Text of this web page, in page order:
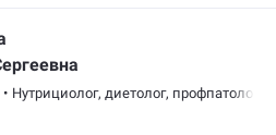
• Нутрициолог, диетолог, профпатолог